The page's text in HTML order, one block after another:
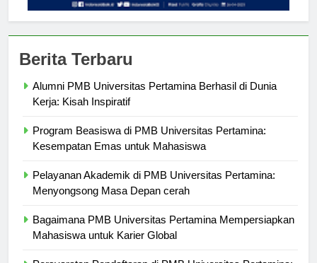
Alumni PMB Universitas Pertamina Berhasil di Dunia
Program Beasiswa di PMB Universitas Pertamina:
Pelayanan Akademik di PMB Universitas Pertamina:
Bagaimana PMB Universitas Pertamina Mempersiapkan